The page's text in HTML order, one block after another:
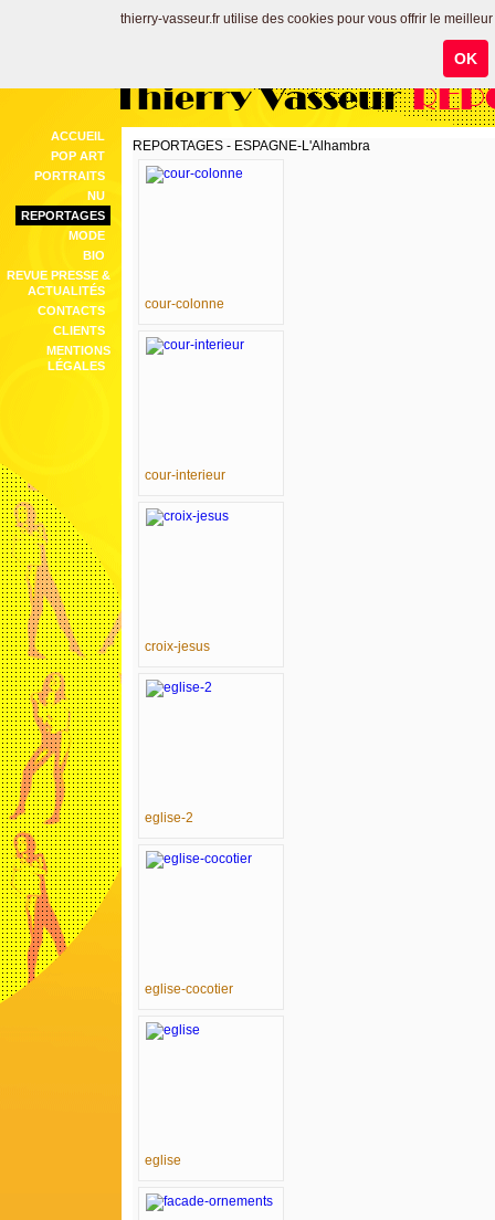
Thierry Vasseur
ACCUEIL
POP ART
PORTRAITS
NU
REPORTAGES
MODE
BIO
REVUE PRESSE &
ACTUALITÉS
CONTACTS
CLIENTS
MENTIONS
LÉGALES
REPORTAGES - ESPAGNE-L'Alhambra
cour-colonne
cour-interieur
croix-jesus
eglise-2
eglise-cocotier
eglise
thierry-vasseur.fr utilise des cookies pour vous offrir le
OK